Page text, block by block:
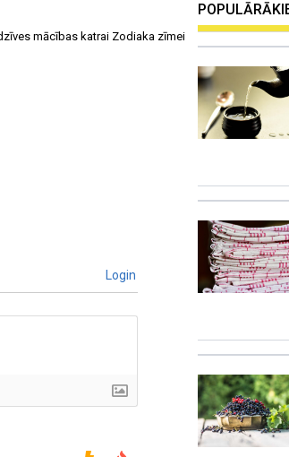
mācības katrai Zodiaka zīmei
Login